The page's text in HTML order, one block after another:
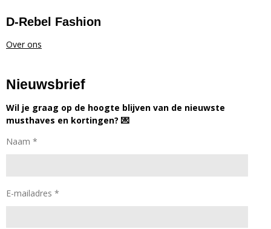
D-Rebel Fashion
Over ons
Nieuwsbrief
Wil je graag op de hoogte blijven van de nieuwste
musthaves en kortingen? 💌
Naam *
E-mailadres *